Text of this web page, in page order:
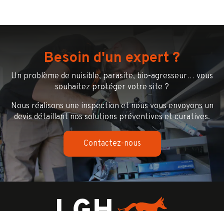
Besoin d'un expert ?
Un problème de nuisible, parasite, bio-agresseur… vous
souhaitez protéger votre site ?
Nous réalisons une inspection et nous vous envoyons un
devis détaillant nos solutions préventives et curatives.
Contactez-nous